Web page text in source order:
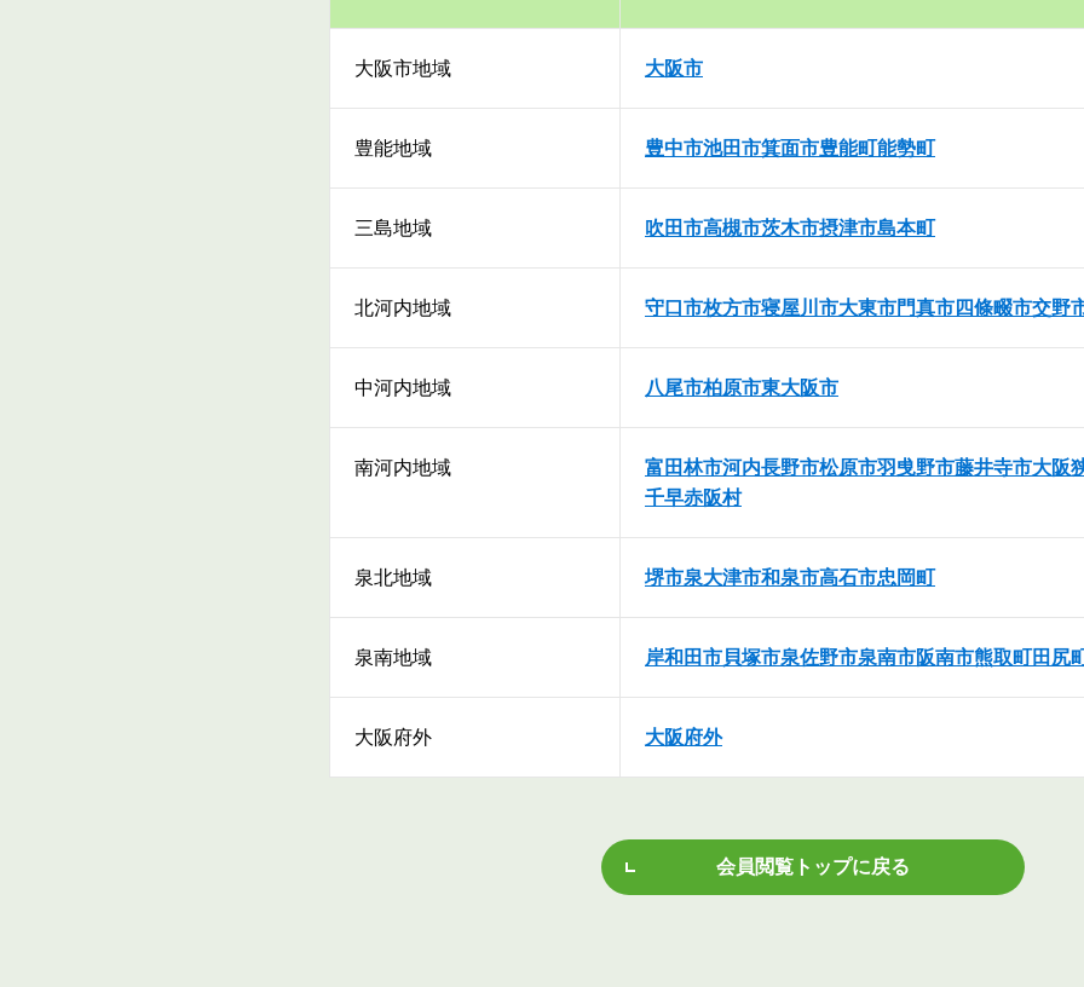
大阪市地域 大阪市
豊能地域 豊中市池田市箕面市豊能町能勢町
三島地域 吹田市高槻市茨木市摂津市島本町
北河内地域 守口市枚方市寝屋川市大東市門真市四條畷市交野
中河内地域 八尾市柏原市東大阪市
南河内地域 富田林市河内長野市松原市羽曵野市藤井寺市大阪
千早赤阪村
泉北地域 堺市泉大津市和泉市高石市忠岡町
泉南地域 岸和田市貝塚市泉佐野市泉南市阪南市熊取町田尻
大阪府外 大阪府外
会員閲覧トップに戻る